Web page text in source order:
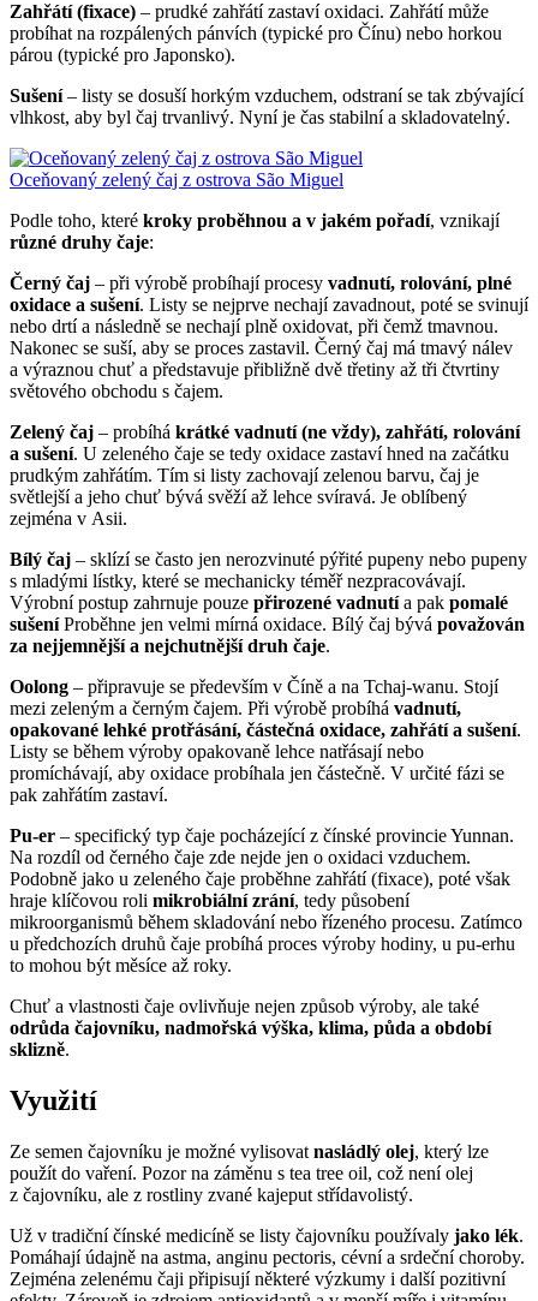
Zahřátí (fixace) – prudké zahřátí zastaví oxidaci. Zahřátí může
probíhat na rozpálených pánvích (typické pro Čínu) nebo horkou
párou (typické pro Japonsko).
Sušení– listy se dosuší horkým vzduchem, odstraní se tak zbývající
vlhkost, aby byl čaj trvanlivý. Nyní je čas stabilní a skladovatelný.
Oceňovaný zelený čaj z ostrova São Miguel
Podle toho, které kroky proběhnou a v jakém pořadí, vznikají
různé druhy čaje:
Černý čaj – při výrobě probíhají procesy vadnutí, rolování, plné
oxidace a sušení. Listy se nejprve nechají zavadnout, poté se svinují
nebo drtí a následně se nechají plně oxidovat, při čemž tmavnou.
Nakonec se suší, aby se proces zastavil. Černý čaj má tmavý nálev
a výraznou chuť a představuje přibližně dvě třetiny až tři čtvrtiny
světového obchodu s čajem.
Zelený čaj – probíhá krátké vadnutí (ne vždy), zahřátí, rolování
a sušení. U zeleného čaje se tedy oxidace zastaví hned na začátku
prudkým zahřátím. Tím si listy zachovají zelenou barvu, čaj je
světlejší a jeho chuť bývá svěží až lehce svíravá. Je oblíbený
zejména v Asii.
Bílý čaj – sklízí se často jen nerozvinuté pýřité pupeny nebo pupeny
s mladými lístky, které se mechanicky téměř nezpracovávají.
Výrobní postup zahrnuje pouze přirozené vadnutía pak pomalé
sušeníProběhne jen velmi mírná oxidace. Bílý čaj bývá považován
za nejjemnější a nejchutnější druh čaje.
Oolong – připravuje se především v Číně a na Tchaj-wanu. Stojí
mezi zeleným a černým čajem. Při výrobě probíhá vadnutí,
opakované lehké protřásání, částečná oxidace, zahřátí a sušení.
Listy se během výroby opakovaně lehce natřásají nebo
promíchávají, aby oxidace probíhala jen částečně. V určité fázi se
pak zahřátím zastaví.
Pu-er – specifický typ čaje pocházející z čínské provincie Yunnan.
Na rozdíl od černého čaje zde nejde jen o oxidaci vzduchem.
Podobně jako u zeleného čaje proběhne zahřátí (fixace), poté však
hraje klíčovou roli mikrobiální zrání, tedy působení
mikroorganismů během skladování nebo řízeného procesu. Zatímco
u předchozích druhů čaje probíhá proces výroby hodiny, u pu-erhu
to mohou být měsíce až roky.
Chuť a vlastnosti čaje ovlivňuje nejen způsob výroby, ale také
odrůda čajovníku, nadmořská výška, klima, půda a období
sklizně.
Využití
Ze semen čajovníku je možné vylisovat nasládlý olej, který lze
použít do vaření. Pozor na záměnu s tea tree oil, což není olej
z čajovníku, ale z rostliny zvané kajeput střídavolistý.
Už v tradiční čínské medicíně se listy čajovníku používaly jako lék.
Pomáhají údajně na astma, anginu pectoris, cévní a srdeční choroby.
Zejména zelenému čaji připisují některé výzkumy i další pozitivní